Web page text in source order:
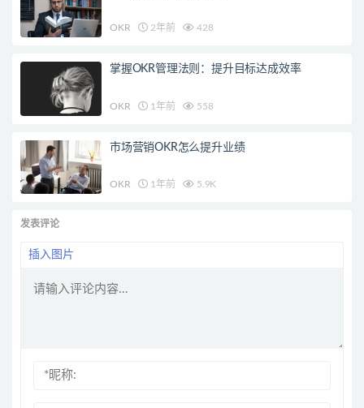
OKR 2年前 428
掌握OKR管理法则：提升目标达成效率
OKR 1年前 558
市场营销OKR怎么提升业绩
OKR 1年前 5.9K
发表评论
插入图片